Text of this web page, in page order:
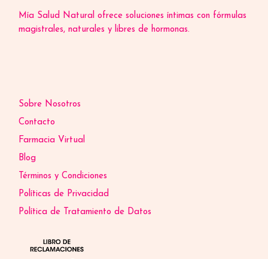
Mía Salud Natural ofrece soluciones íntimas con fórmulas
magistrales, naturales y libres de hormonas.
Sobre Nosotros
Contacto
Farmacia Virtual
Blog
Términos y Condiciones
Políticas de Privacidad
Política de Tratamiento de Datos